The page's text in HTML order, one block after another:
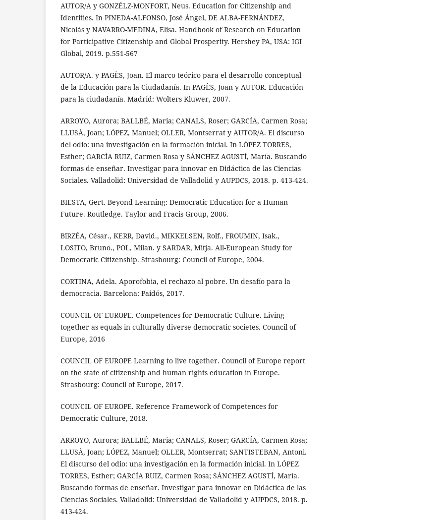
AUTOR/A y GONZÉLZ-MONFORT, Neus. Education for Citizenship and
Identities. In PINEDA-ALFONSO, José Ángel, DE ALBA-FERNÁNDEZ,
Nicolás y NAVARRO-MEDINA, Elisa. Handbook of Research on Education
for Participative Citizenship and Global Prosperity. Hershey PA, USA: IGI
Global, 2019. p.551-567
AUTOR/A. y PAGÈS, Joan. El marco teórico para el desarrollo conceptual
de la Educación para la Ciudadanía. In PAGÈS, Joan y AUTOR. Educación
para la ciudadanía. Madrid: Wolters Kluwer, 2007.
ARROYO, Aurora; BALLBÉ, Maria; CANALS, Roser; GARCÍA, Carmen Rosa;
LLUSÀ, Joan; LÓPEZ, Manuel; OLLER, Montserrat y AUTOR/A. El discurso
del odio: una investigación en la formación inicial. In LÓPEZ TORRES,
Esther; GARCÍA RUIZ, Carmen Rosa y SÁNCHEZ AGUSTÍ, María. Buscando
formas de enseñar. Investigar para innovar en Didáctica de las Ciencias
Sociales. Valladolid: Universidad de Valladolid y AUPDCS, 2018. p. 413-424.
BIESTA, Gert. Beyond Learning: Democratic Education for a Human
Future. Routledge. Taylor and Fracis Group, 2006.
BîRZÉA, César., KERR, David., MIKKELSEN, Rolf., FROUMIN, Isak.,
LOSITO, Bruno., POL, Milan. y SARDAR, Mitja. All-European Study for
Democratic Citizenship. Strasbourg: Council of Europe, 2004.
CORTINA, Adela. Aporofobia, el rechazo al pobre. Un desafío para la
democracia. Barcelona: Paidós, 2017.
COUNCIL OF EUROPE. Competences for Democratic Culture. Living
together as equals in culturally diverse democratic societes. Council of
Europe, 2016
COUNCIL OF EUROPE Learning to live together. Council of Europe report
on the state of citizenship and human rights education in Europe.
Strasbourg: Council of Europe, 2017.
COUNCIL OF EUROPE. Reference Framework of Competences for
Democratic Culture, 2018.
ARROYO, Aurora; BALLBÉ, Maria; CANALS, Roser; GARCÍA, Carmen Rosa;
LLUSÀ, Joan; LÓPEZ, Manuel; OLLER, Montserrat; SANTISTEBAN, Antoni.
El discurso del odio: una investigación en la formación inicial. In LÓPEZ
TORRES, Esther; GARCÍA RUIZ, Carmen Rosa; SÁNCHEZ AGUSTÍ, María.
Buscando formas de enseñar. Investigar para innovar en Didáctica de las
Ciencias Sociales. Valladolid: Universidad de Valladolid y AUPDCS, 2018. p.
413-424.